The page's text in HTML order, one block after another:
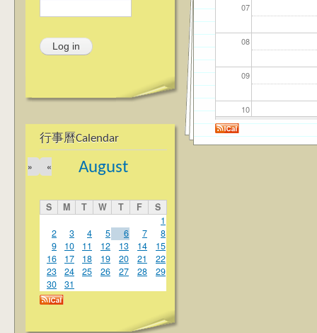
行事曆Calendar
August
«
»
S M T W T F
S
1
2
3 4 5 6 7
8
9
10 11 12 13 14
15
16
17 18 19 20 21
22
23
24 25 26 27 28
29
30
31
07
08
09
10
11